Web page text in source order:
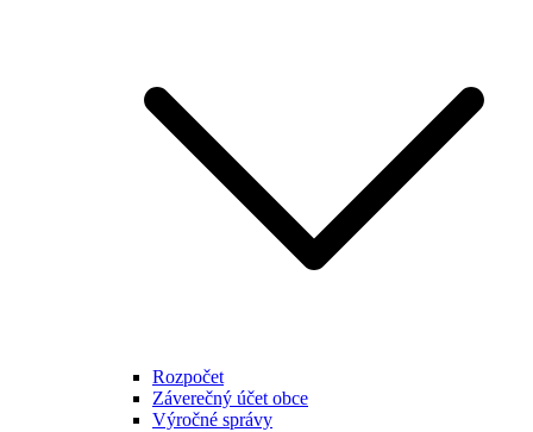
Rozpočet
Záverečný účet obce
Výročné správy